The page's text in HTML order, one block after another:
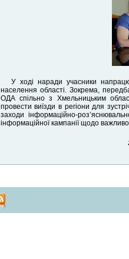
У ході наради учасники
населення області. Зокрема,
ОДА спільно з Хмельницьким
провести виїзди в регіони для
заходи інформаційно-
інформаційної кампанії щодо